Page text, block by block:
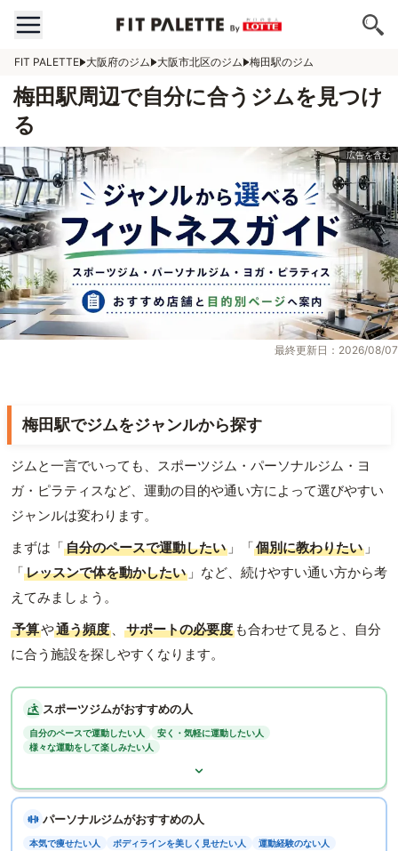
FIT PALETTE 大阪府のジム 大阪市北区のジム 梅田駅のジム
梅田駅周辺で自分に合うジムを見つけ
る
最終更新日：2026/08/07
梅田駅でジムをジャンルから探す
ジムと一言でいっても、スポーツジム・パーソナルジム・ヨ
ガ・ピラティスなど、運動の目的や通い方によって選びやすい
ジャンルは変わります。
まずは「自分のペースで運動したい 」「個別に教わりたい 」
「レッスンで体を動かしたい 」など、続けやすい通い方から考
えてみましょう。
予算や通う頻度 、 サポートの必要度 も合わせて見ると、自分
に合う施設を探しやすくなります。
スポーツジムがおすすめの人
自分のペースで運動したい人
安く・気軽に運動したい人
様々な運動をして楽しみたい人
パーソナルジムがおすすめの人
本気で痩せたい人 ボディラインを美しく見せたい人 運動経験のない人